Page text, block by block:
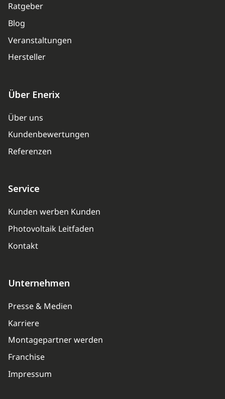
Ratgeber
Blog
Veranstaltungen
Hersteller
Über Enerix
Über uns
Kundenbewertungen
Referenzen
Service
Kunden werben Kunden
Photovoltaik Leitfaden
Kontakt
Unternehmen
Presse & Medien
Karriere
Montagepartner werden
Franchise
Impressum